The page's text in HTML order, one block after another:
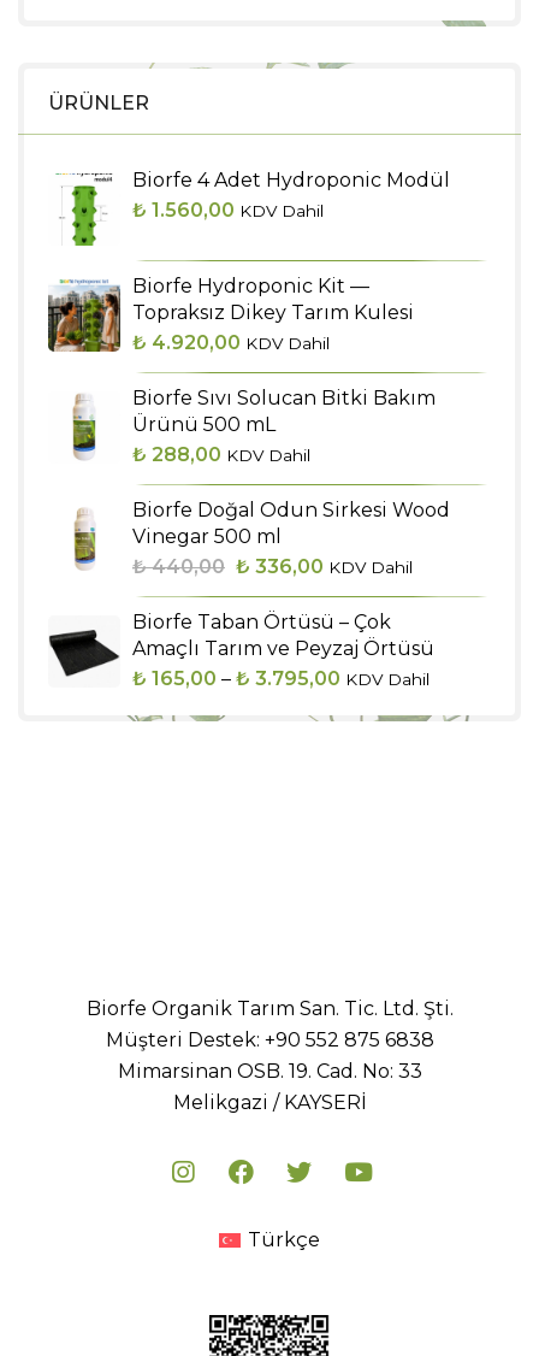
ÜRÜNLER
Biorfe 4 Adet Hydroponic Modül
₺ 1.560,00 KDV Dahil
Biorfe Hydroponic Kit —
Topraksız Dikey Tarım Kulesi
₺ 4.920,00 KDV Dahil
Biorfe Sıvı Solucan Bitki Bakım
Ürünü 500 mL
₺ 288,00 KDV Dahil
Biorfe Doğal Odun Sirkesi Wood
Vinegar 500 ml
₺440,00 Orijinal
fiyat:
₺ 440,00.
₺ 336,00 Şu
andaki
fiyat:
₺ 336,00.
KDV Dahil
Biorfe Taban Örtüsü – Çok
Amaçlı Tarım ve Peyzaj Örtüsü
₺ 165,00 – ₺ 3.795,00 Fiyat
aralığı:
KDV Dahil
Biorfe Organik Tarım San. Tic. Ltd. Şti.
Müşteri Destek: +90 552 875 6838
Mimarsinan OSB. 19. Cad. No: 33
Melikgazi / KAYSERİ
Türkçe